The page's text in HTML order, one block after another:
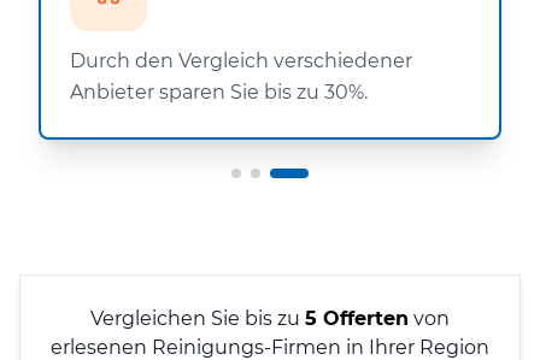
Durch den Vergleich verschiedener
Anbieter sparen Sie bis zu 30%.
Vergleichen Sie bis zu 5 Offerten von
erlesenen Reinigungs-Firmen in Ihrer Region